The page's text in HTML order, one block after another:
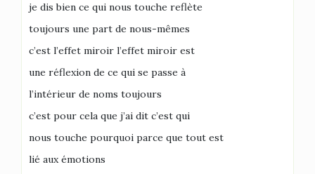
je dis bien ce qui nous touche reflète
toujours une part de nous-mêmes
c’est l’effet miroir l’effet miroir est
une réflexion de ce qui se passe à
l’intérieur de noms toujours
c’est pour cela que j’ai dit c’est qui
nous touche pourquoi parce que tout est
lié aux émotions